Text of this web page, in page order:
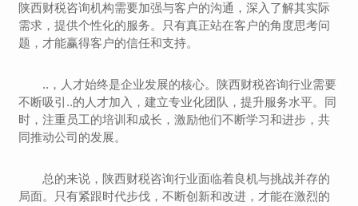
陕西财税咨询机构需要加强与客户的沟通，深入了解其实际
需求，提供个性化的服务。只有真正站在客户的角度思考问
题，才能赢得客户的信任和支持。
..，人才始终是企业发展的核心。陕西财税咨询行业需要
不断吸引..的人才加入，建立专业化团队，提升服务水平。同
时，注重员工的培训和成长，激励他们不断学习和进步，共
同推动公司的发展。
总的来说，陕西财税咨询行业面临着良机与挑战并存的
局面。只有紧跟时代步伐，不断创新和改进，才能在激烈的